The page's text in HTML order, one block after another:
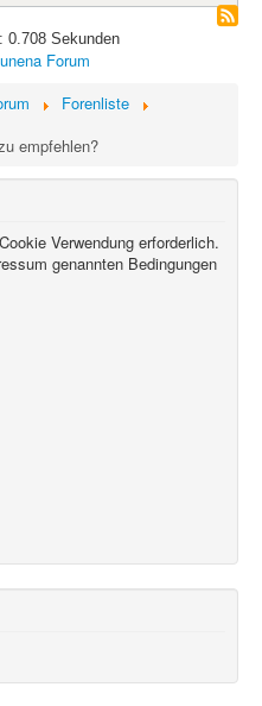
0.708 Sekunden
Forum
Forenliste
empfehlen?
Verwendung erforderlich.
genannten Bedingungen